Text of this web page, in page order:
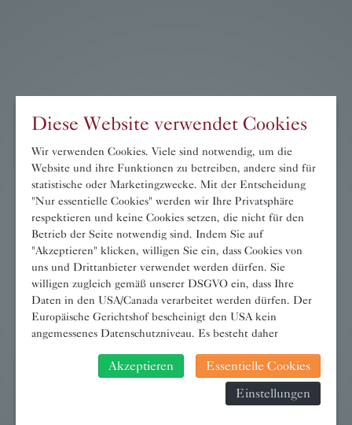
Diese Website verwendet Cookies
Wir verwenden Cookies. Viele sind notwendig, um die
Website und ihre Funktionen zu betreiben, andere sind für
statistische oder Marketingzwecke. Mit der Entscheidung
"Nur essentielle Cookies" werden wir Ihre Privatsphäre
respektieren und keine Cookies setzen, die nicht für den
Betrieb der Seite notwendig sind. Indem Sie auf
"Akzeptieren" klicken, willigen Sie ein, dass Cookies von
uns und Drittanbieter verwendet werden dürfen. Sie
willigen zugleich gemäß unserer DSGVO ein, dass Ihre
Daten in den USA/Canada verarbeitet werden dürfen. Der
Europäische Gerichtshof bescheinigt den USA kein
angemessenes Datenschutzniveau. Es besteht daher
Behörden, zu Kontroll- und zu Überwachungszwecken,
verarbeitet werden und dagegen keine wirksamen
Rechtsbehelfe erhoben werden können. Zudem finden Sie
Akzeptieren
Essentielle Cookies
Einstellungen